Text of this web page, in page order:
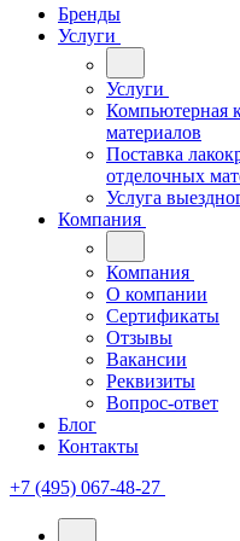
Бренды
Услуги
Услуги
Компьютерная
материалов
Поставка
отделочных
Услуга
Компания
Компания
О компании
Сертификаты
Отзывы
Вакансии
Реквизиты
Вопрос-ответ
Блог
Контакты
+7 (495) 067-48-27